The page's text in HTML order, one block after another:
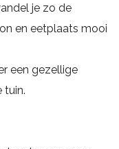
je zo de
en eetplaats mooi
een gezellige
tuin.